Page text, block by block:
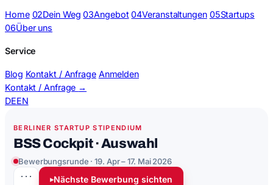
Home 02Dein Weg 03Angebot 04Veranstaltungen 05Startups
06Über uns
Service
Blog Kontakt / Anfrage Anmelden
Kontakt / Anfrage →
DEEN
BERLINER STARTUP STIPENDIUM
BSS Cockpit · Auswahl
Bewerbungsrunde · 19. Apr – 17. Mai 2026
··· ▸Nächste Bewerbung sichten